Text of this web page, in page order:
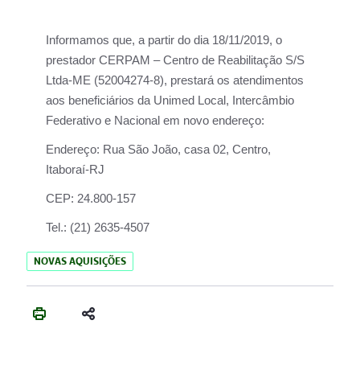
Informamos que, a partir do dia 18/11/2019, o
prestador CERPAM – Centro de Reabilitação S/S
Ltda-ME (52004274-8), prestará os atendimentos
aos beneficiários da Unimed Local, Intercâmbio
Federativo e Nacional em novo endereço:
Endereço: Rua São João, casa 02, Centro,
Itaboraí-RJ
CEP: 24.800-157
Tel.: (21) 2635-4507
NOVAS AQUISIÇÕES